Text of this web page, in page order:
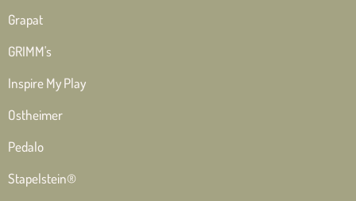
Grapat
GRIMM's
Inspire My Play
Ostheimer
Pedalo
Stapelstein®